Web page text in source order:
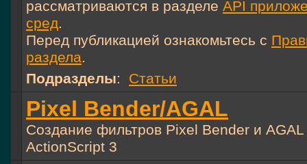
рассматриваются в разделе API
сред.
Перед публикацией ознакомьтесь с
раздела.
Подразделы: Статьи
Pixel Bender/AGAL
Создание фильтров Pixel Bender и AGAL
ActionScript 3